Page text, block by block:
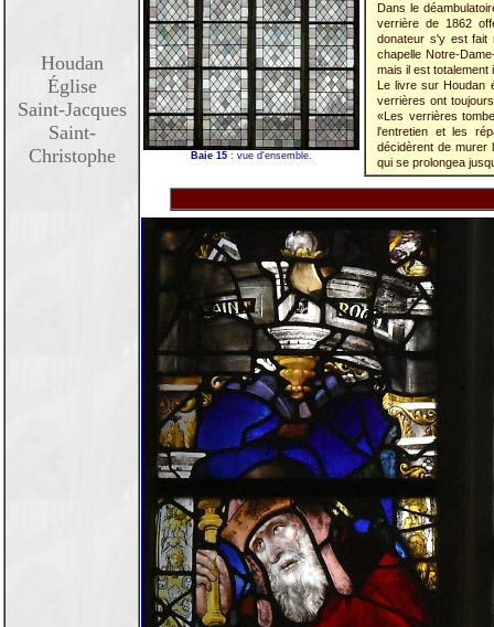
Houdan
Église
Saint-Jacques
Saint-
Christophe
Baie 15: vue d'ensemble.
Dans le
verrière de 1862
donateur s'y est fait
chapelle Notre-
mais il est totalement
Le livre sur Houdan
verrières ont
«Les verrières
l'entretien et les
décidèrent de murer
qui se prolongea